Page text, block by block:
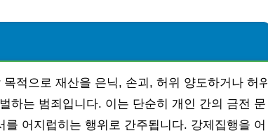
적으로 재산을 은닉, 손괴, 허위 양도하거나 허위
하는 범죄입니다. 이는 단순히 개인 간의 금전 문
어지럽히는 행위로 간주됩니다. 강제집행을 어